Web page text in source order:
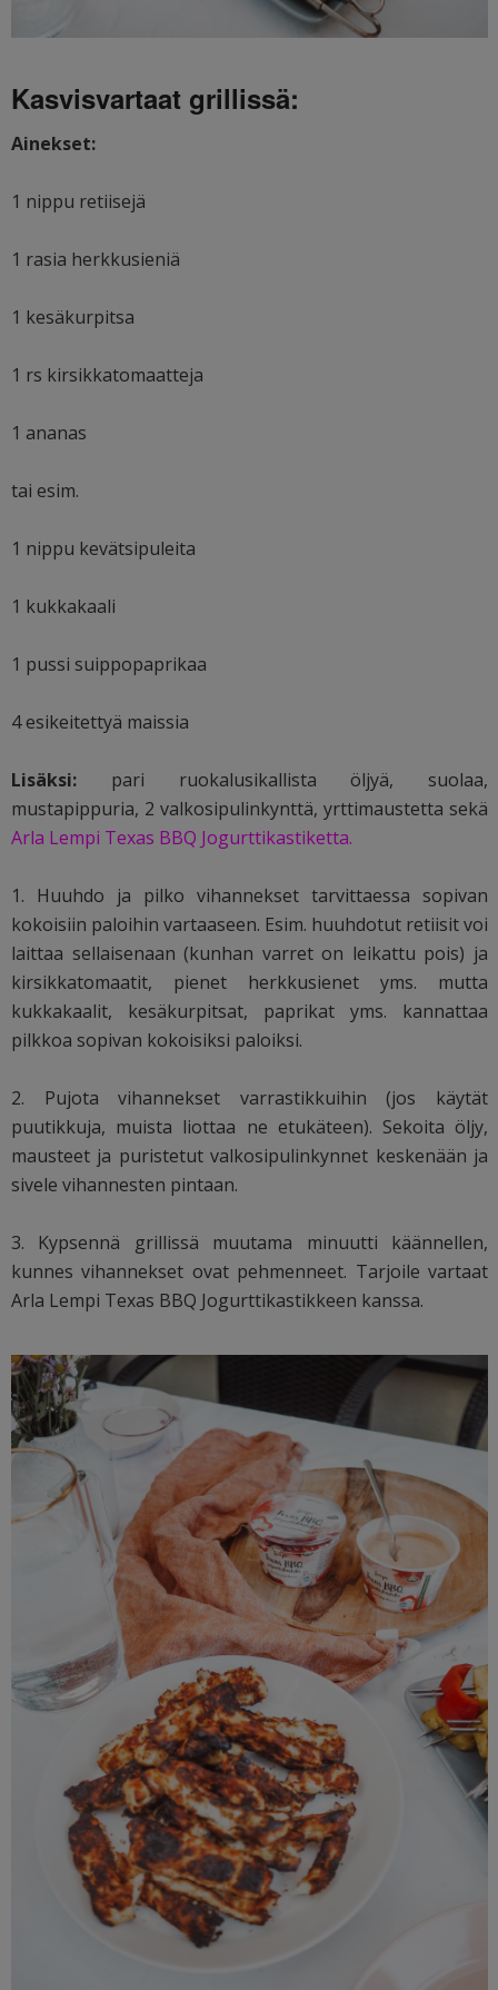
Kasvisvartaat grillissä:
Ainekset:
1 nippu retiisejä
1 rasia herkkusieniä
1 kesäkurpitsa
1 rs kirsikkatomaatteja
1 ananas
tai esim.
1 nippu kevätsipuleita
1 kukkakaali
1 pussi suippopaprikaa
4 esikeitettyä maissia
Lisäksi: pari ruokalusikallista öljyä, suolaa,
mustapippuria, 2 valkosipulinkynttä, yrttimaustetta sekä
Arla Lempi Texas BBQ Jogurttikastiketta.
1. Huuhdo ja pilko vihannekset tarvittaessa sopivan
kokoisiin paloihin vartaaseen. Esim. huuhdotut retiisit voi
laittaa sellaisenaan (kunhan varret on leikattu pois) ja
kirsikkatomaatit, pienet herkkusienet yms. mutta
kukkakaalit, kesäkurpitsat, paprikat yms. kannattaa
pilkkoa sopivan kokoisiksi paloiksi.
2. Pujota vihannekset varrastikkuihin (jos käytät
puutikkuja, muista liottaa ne etukäteen). Sekoita öljy,
mausteet ja puristetut valkosipulinkynnet keskenään ja
sivele vihannesten pintaan.
3. Kypsennä grillissä muutama minuutti käännellen,
kunnes vihannekset ovat pehmenneet. Tarjoile vartaat
Arla Lempi Texas BBQ Jogurttikastikkeen kanssa.